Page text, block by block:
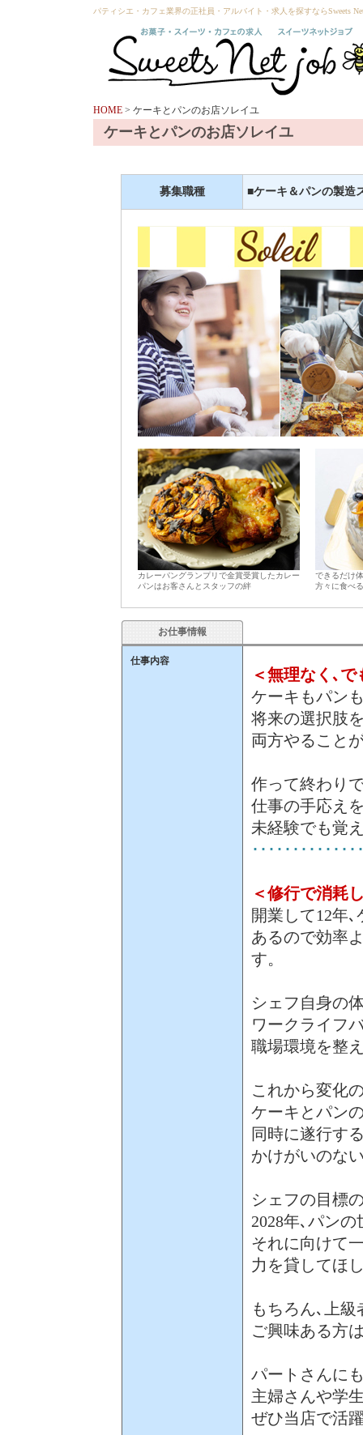
パティシエ・カフェ業界の正社員・アルバイト・求人を探すならSweets
HOME > ケーキとパンのお店ソレイユ
ケーキとパンのお店ソレイユ
募集職種 ■ケーキ＆パンの製造
カレーパングランプリで金賞受賞したカレー
パンはお客さんとスタッフの絆
できるだけ
方々に食べ
お仕事情報
仕事内容
＜無理なく､
ケーキもパン
将来の選択肢
両方やること
作って終わり
仕事の手応え
未経験でも覚
････････････
＜修行で消耗
開業して12年
あるので効率
す。
シェフ自身の
ワークライフ
職場環境を整
これから変化
ケーキとパン
同時に遂行す
かけがいのな
シェフの目標
2028年､パン
それに向けて
力を貸してほ
もちろん､上
ご興味ある方
パートさんに
主婦さんや学
ぜひ当店で活